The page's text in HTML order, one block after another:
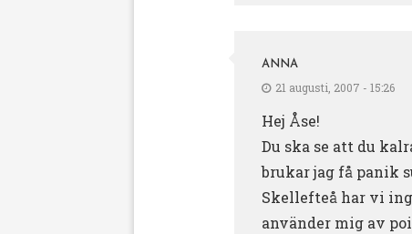
ANNA
21 augusti, 2007 - 15:26
Hej Åse!
Du ska se att du
brukar jag få panik
Skellefteå har vi
använder mig av